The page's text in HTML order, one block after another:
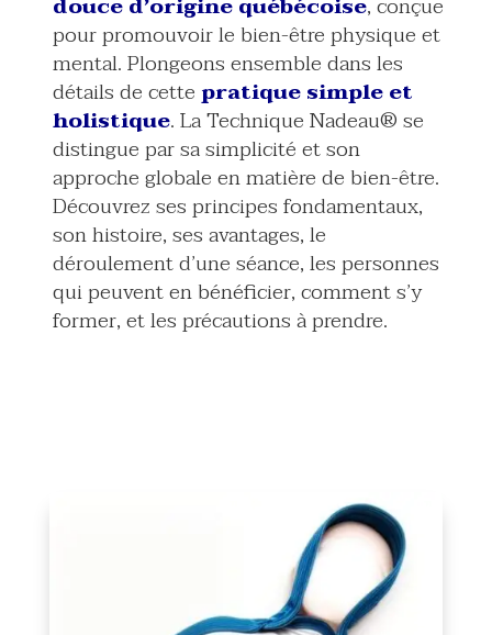
pour promouvoir le bien-être physique et
mental. Plongeons ensemble dans les
détails de cette pratique simple et
holistique. La Technique Nadeau® se
distingue par sa simplicité et son
approche globale en matière de bien-être.
Découvrez ses principes fondamentaux,
son histoire, ses avantages, le
déroulement d’une séance, les personnes
qui peuvent en bénéficier, comment s’y
former, et les précautions à prendre.